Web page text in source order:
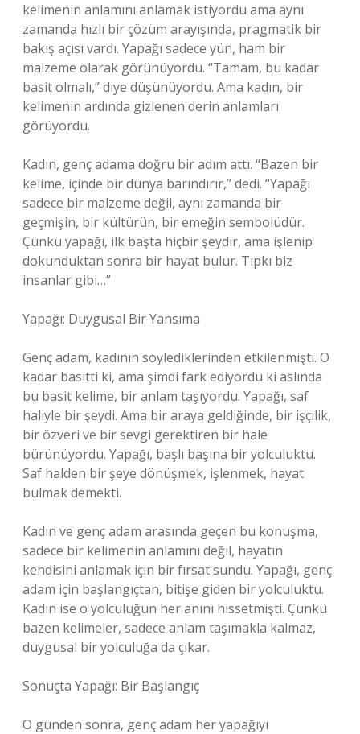
kelimenin anlamını anlamak istiyordu ama aynı
zamanda hızlı bir çözüm arayışında, pragmatik bir
bakış açısı vardı. Yapağı sadece yün, ham bir
malzeme olarak görünüyordu. “Tamam, bu kadar
basit olmalı,” diye düşünüyordu. Ama kadın, bir
kelimenin ardında gizlenen derin anlamları
görüyordu.
Kadın, genç adama doğru bir adım attı. “Bazen bir
kelime, içinde bir dünya barındırır,” dedi. “Yapağı
sadece bir malzeme değil, aynı zamanda bir
geçmişin, bir kültürün, bir emeğin sembolüdür.
Çünkü yapağı, ilk başta hiçbir şeydir, ama işlenip
dokunduktan sonra bir hayat bulur. Tıpkı biz
insanlar gibi…”
Yapağı: Duygusal Bir Yansıma
Genç adam, kadının söylediklerinden etkilenmişti. O
kadar basitti ki, ama şimdi fark ediyordu ki aslında
bu basit kelime, bir anlam taşıyordu. Yapağı, saf
haliyle bir şeydi. Ama bir araya geldiğinde, bir işçilik,
bir özveri ve bir sevgi gerektiren bir hale
bürünüyordu. Yapağı, başlı başına bir yolculuktu.
Saf halden bir şeye dönüşmek, işlenmek, hayat
bulmak demekti.
Kadın ve genç adam arasında geçen bu konuşma,
sadece bir kelimenin anlamını değil, hayatın
kendisini anlamak için bir fırsat sundu. Yapağı, genç
adam için başlangıçtan, bitişe giden bir yolculuktu.
Kadın ise o yolculuğun her anını hissetmişti. Çünkü
bazen kelimeler, sadece anlam taşımakla kalmaz,
duygusal bir yolculuğa da çıkar.
Sonuçta Yapağı: Bir Başlangıç
O günden sonra, genç adam her yapağıyı